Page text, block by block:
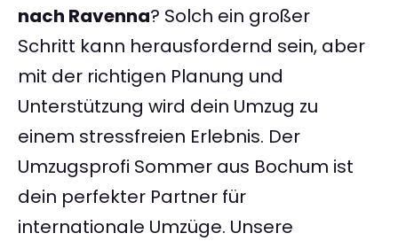
nach Ravenna? Solch ein großer
Schritt kann herausfordernd sein, aber
mit der richtigen Planung und
Unterstützung wird dein Umzug zu
einem stressfreien Erlebnis. Der
Umzugsprofi Sommer aus Bochum ist
dein perfekter Partner für
internationale Umzüge. Unsere